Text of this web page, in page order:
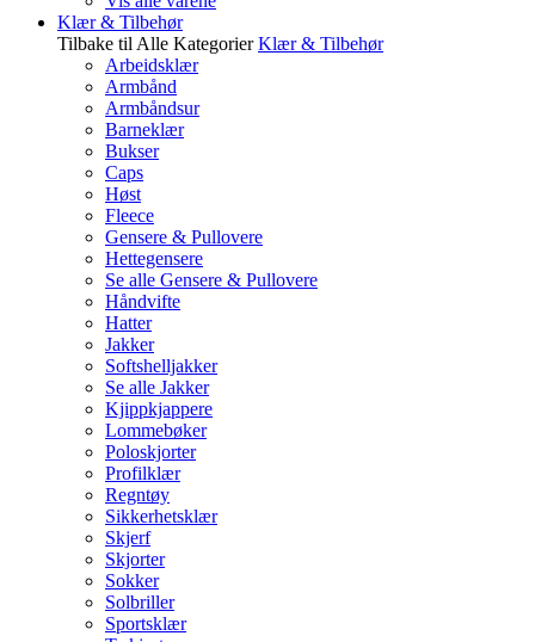
Klær & Tilbehør
Tilbake til Alle Kategorier Klær & Tilbehør
Arbeidsklær
Armbånd
Armbåndsur
Barneklær
Bukser
Caps
Høst
Fleece
Gensere & Pullovere
Hettegensere
Se alle Gensere & Pullovere
Håndvifte
Hatter
Jakker
Softshelljakker
Se alle Jakker
Kjippkjappere
Lommebøker
Poloskjorter
Profilklær
Regntøy
Sikkerhetsklær
Skjerf
Skjorter
Sokker
Solbriller
Sportsklær